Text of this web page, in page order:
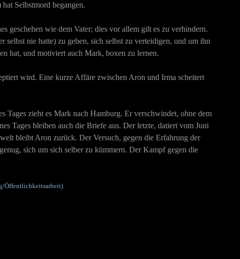
Selbstmord begangen.
geschehen wie dem Vater; dies vor allem gilt es zu verhindern.
nie hatte) zu geben, sich selbst zu verteidigen, und um ihn
hat, und motiviert auch Mark, boxen zu lernen.
wird. Eine kurze Affäre zwischen Aron und Irma scheitert
Tages zieht es Mark nach Hamburg. Er verschwindet, ohne dem
Tages bleiben auch die Briefe aus. Der letzte, datiert vom Juni
bleibt Aron zurück. Der Versuch, gegen die Erfahrung der
sich um sich selber zu kümmern. Der Kampf gegen die
Öffentlichkeitsarbeit)